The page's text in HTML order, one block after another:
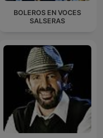
BOLEROS EN VOCES
SALSERAS